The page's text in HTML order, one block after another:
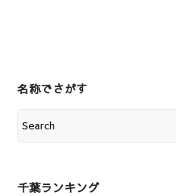
名称でさがす
千葉ランキング